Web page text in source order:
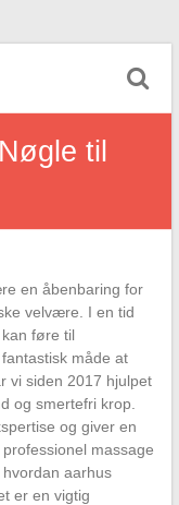
til
en åbenbaring for
velvære. I en tid
føre til
måde at
vi siden 2017 hjulpet
og smertefri krop.
og giver en
massage
aarhus
er en vigtig